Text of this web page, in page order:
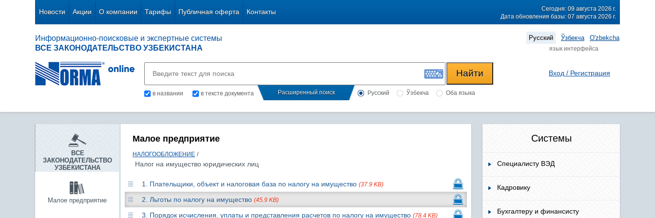
Новости Акции О компании Тарифы Публичная оферта Контакты
Сегодня: 09 августа 2026 г.
Дата обновления базы: 07 августа 2026 г.
Информационно-поисковые и экспертные системы
ВСЕ ЗАКОНОДАТЕЛЬСТВО УЗБЕКИСТАНА
Русский Ўзбекча O'zbekcha
язык интерфейса
в названии в тексте документа Расширенный поиск Русский Ўзбекча Оба языка
Вход / Регистрация
ВСЕ
ЗАКОНОДАТЕЛЬСТВО
УЗБЕКИСТАНА
Малое предприятие
Малое предприятие
НАЛОГООБЛОЖЕНИЕ /
Налог на имущество юридических лиц
1. Плательщики, объект и налоговая база по налогу на имущество (37.9 KB)
2. Льготы по налогу на имущество (45.9 KB)
3. Порядок исчисления, уплаты и представления расчетов по налогу на имущество (78.4 KB)
Системы
Специалисту ВЭД
Кадровику
Бухгалтеру и финансисту